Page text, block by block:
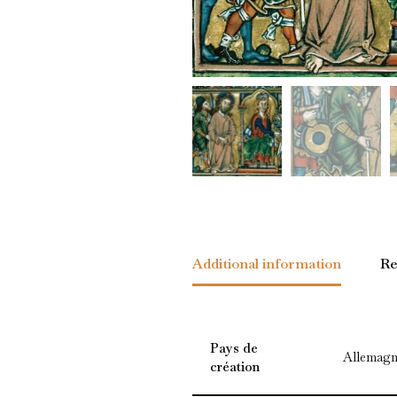
Additional information
Pays de
création